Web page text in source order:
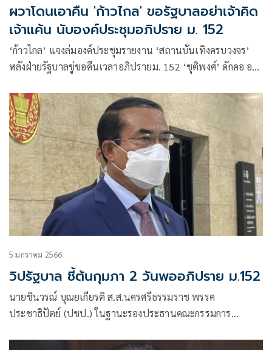
ผวาโดนเอาคืน 'ก้าวไกล' ขอรัฐบาลอย่าเจ้าคิด
เจ้าแค้น นับองค์ประชุมอภิปราย ม. 152
‘ก้าวไกล’ แจงล่มองค์ประชุมรายงาน ‘สถานบันเทิงครบวงจร’
หลังฝ่ายรัฐบาลขู่ขอคืนเวลาอภิปรายม. 152 ‘ชุติพงศ์’ ดักคอ อย่า
สมบูรณ์ ‘ประธานวิปฝ่ายค้าน’ ถามจะโกรธอะไรนักหนา ยัน
ตกลงเวลาอย่างเป็นทางการแล้ว หวัง ประธานฯไม่บ้าจี้ตาม
5 มกราคม 2566
วิปรัฐบาล ชี้ต้นกุมภา 2 วันพออภิปราย ม.152
นายชินวรณ์ บุณยเกียรติ ส.ส.นครศรีธรรมราช พรรค
ประชาธิปัตย์ (ปชป.) ในฐานะรองประธานคณะกรรมการ